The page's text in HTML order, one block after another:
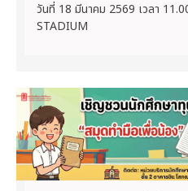
วันที่ 18 มีนาคม 2569 เวลา
STADIUM